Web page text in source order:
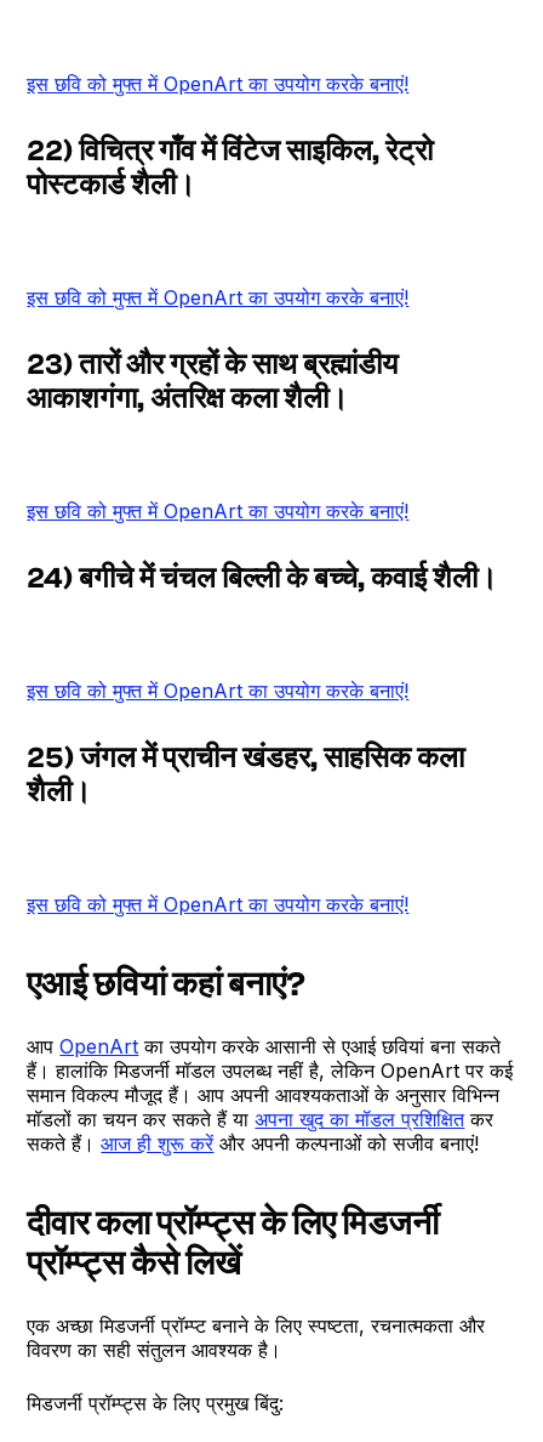
इस छवि को मुफ्त में OpenArt का उपयोग करके बनाएं!
22) विचित्र गाँव में विंटेज साइकिल, रेट्रो
पोस्टकार्ड शैली।
इस छवि को मुफ्त में OpenArt का उपयोग करके बनाएं!
23) तारों और ग्रहों के साथ ब्रह्मांडीय
आकाशगंगा, अंतरिक्ष कला शैली।
इस छवि को मुफ्त में OpenArt का उपयोग करके बनाएं!
24) बगीचे में चंचल बिल्ली के बच्चे, कवाई शैली।
इस छवि को मुफ्त में OpenArt का उपयोग करके बनाएं!
25) जंगल में प्राचीन खंडहर, साहसिक कला
शैली।
इस छवि को मुफ्त में OpenArt का उपयोग करके बनाएं!
एआई छवियां कहां बनाएं?
आपOpenArt का उपयोग करके आसानी से एआई छवियां बना सकते
हैं। हालांकि मिडजर्नी मॉडल उपलब्ध नहीं है, लेकिन OpenArt पर कई
समान विकल्प मौजूद हैं। आप अपनी आवश्यकताओं के अनुसार विभिन्न
मॉडलों का चयन कर सकते हैं याअपना खुद का मॉडल प्रशिक्षितकर
सकते हैं।आज ही शुरू करेंऔर अपनी कल्पनाओं को सजीव बनाएं!
दीवार कला प्रॉम्प्ट्स के लिए मिडजर्नी
प्रॉम्प्ट्स कैसे लिखें
एक अच्छा मिडजर्नी प्रॉम्प्ट बनाने के लिए स्पष्टता, रचनात्मकता और
विवरण का सही संतुलन आवश्यक है।
मिडजर्नी प्रॉम्प्ट्स के लिए प्रमुख बिंदु: